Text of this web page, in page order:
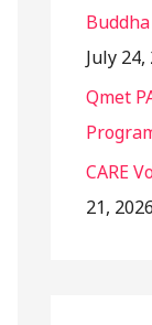
July 24,
Qmet
CARE
21, 2026